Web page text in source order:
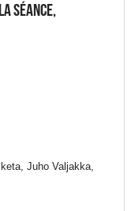
SÉANCE,
Juho Valjakka,